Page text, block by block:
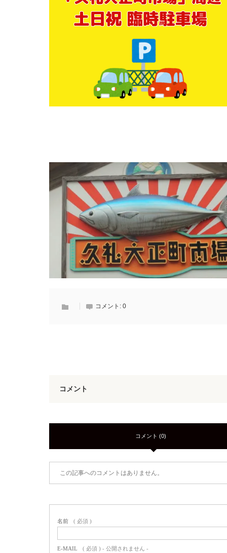
コメント: 0
コメント
コメント (0)
この記事へのコメントはありません。
名前 ( 必須 )
E-MAIL ( 必須 ) - 公開されません -